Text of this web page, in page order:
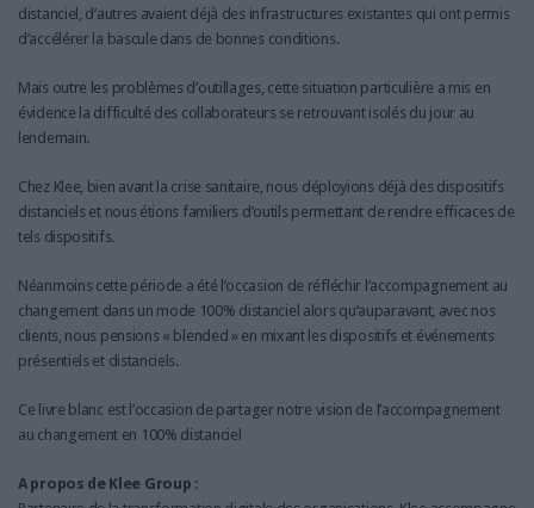
distanciel, d’autres avaient déjà des infrastructures existantes qui ont permis
d’accélérer la bascule dans de bonnes conditions.
Mais outre les problèmes d’outillages, cette situation particulière a mis en
évidence la difficulté des collaborateurs se retrouvant isolés du jour au
lendemain.
Chez Klee, bien avant la crise sanitaire, nous déployions déjà des dispositifs
distanciels et nous étions familiers d’outils permettant de rendre efficaces de
tels dispositifs.
Néanmoins cette période a été l’occasion de réfléchir l’accompagnement au
changement dans un mode 100% distanciel alors qu’auparavant, avec nos
clients, nous pensions « blended » en mixant les dispositifs et événements
présentiels et distanciels.
Ce livre blanc est l’occasion de partager notre vision de l’accompagnement
au changement en 100% distanciel
A propos de Klee Group :